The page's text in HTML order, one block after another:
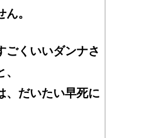
。
ごくいいダンナさ
、だいたい早死に